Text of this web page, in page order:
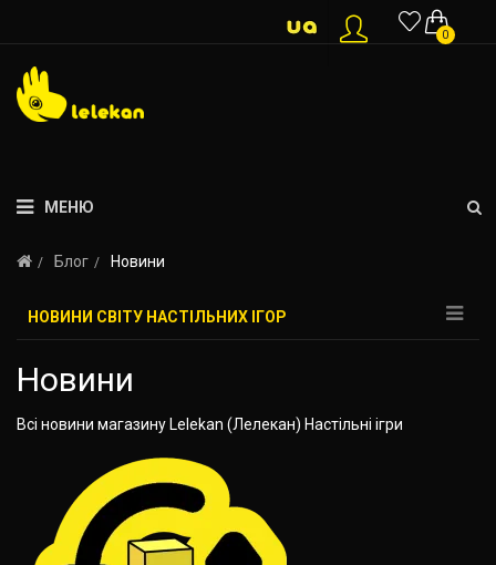
0
МЕНЮ
Блог Новини
НОВИНИ СВІТУ НАСТІЛЬНИХ ІГОР
Новини
Всі новини магазину Lelekan (Лелекан) Настільні ігри